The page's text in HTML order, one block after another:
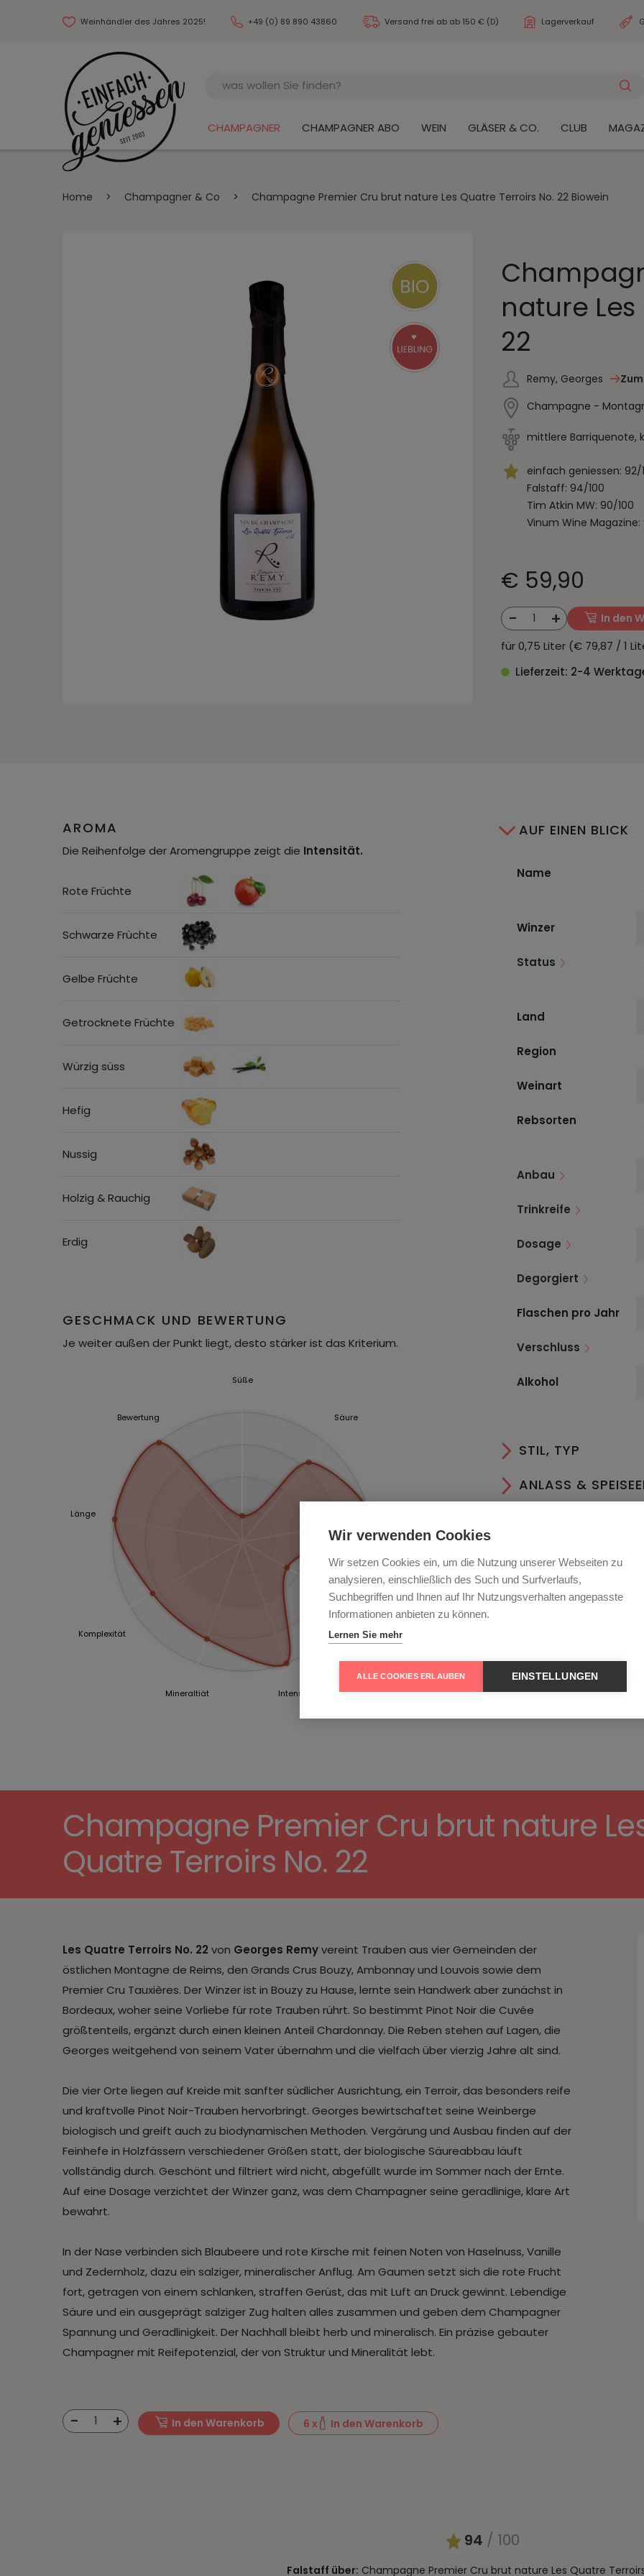
Weinhändler des Jahres 2025! +49 (0) 89 890 43860 Versand frei ab ab 150 € (D) Lagerverkauf
CHAMPAGNER CHAMPAGNER ABO WEIN GLÄSER & CO. CLUB
Home > Champagner & Co > Champagne Premier Cru brut nature Les Quatre Terroirs No. 22 Biowein
nature
22
Remy, Georges
Champagne -
mittlere Barriquenote,
einfach geniessen: 92/
Falstaff: 94/100
Tim Atkin MW: 90/100
Vinum Wine Magazine:
€ 59,90
- 1 + In den
für 0,75 Liter (€ 79,87 / 1
Lieferzeit: 2-4
AROMA
Die Reihenfolge der Aromengruppe zeigt die Intensität.
Rote Früchte
Schwarze Früchte
Gelbe Früchte
Getrocknete Früchte
Würzig süss
Hefig
Nussig
Holzig & Rauchig
Erdig
GESCHMACK UND BEWERTUNG
Je weiter außen der Punkt liegt, desto stärker ist das Kriterium.
Süße
Säure
Intensität
Mineraltiät
Komplexität
Länge
Bewertung
AUF EINEN BLICK
Name
Winzer
Status
Land
Region
Weinart
Rebsorten
Anbau
Trinkreife
Dosage
Degorgiert
Flaschen pro Jahr
Verschluss
Alkohol
STIL, TYP
ANLASS &
LAGER & SERVIEREN
ESSEN
Champagne Premier Cru brut nature
Quatre Terroirs No. 22
Les Quatre Terroirs No. 22 von Georges Remyvereint Trauben aus vier Gemeinden der
östlichen Montagne de Reims, den Grands Crus Bouzy, Ambonnay und Louvois sowie dem
Premier Cru Tauxières. Der Winzer ist in Bouzy zu Hause, lernte sein Handwerk aber zunächst in
Bordeaux, woher seine Vorliebe für rote Trauben rührt. So bestimmt Pinot Noir die Cuvée
größtenteils, ergänzt durch einen kleinen Anteil Chardonnay. Die Reben stehen auf Lagen, die
Georges weitgehend von seinem Vater übernahm und die vielfach über vierzig Jahre alt sind.
Die vier Orte liegen auf Kreide mit sanfter südlicher Ausrichtung, ein Terroir, das besonders reife
und kraftvolle Pinot Noir-Trauben hervorbringt. Georges bewirtschaftet seine Weinberge
biologisch und greift auch zu biodynamischen Methoden. Vergärung und Ausbau finden auf der
Feinhefe in Holzfässern verschiedener Größen statt, der biologische Säureabbau läuft
vollständig durch. Geschönt und filtriert wird nicht, abgefüllt wurde im Sommer nach der Ernte.
Auf eine Dosage verzichtet der Winzer ganz, was dem Champagner seine geradlinige, klare Art
bewahrt.
In der Nase verbinden sich Blaubeere und rote Kirsche mit feinen Noten von Haselnuss, Vanille
und Zedernholz, dazu ein salziger, mineralischer Anflug. Am Gaumen setzt sich die rote Frucht
fort, getragen von einem schlanken, straffen Gerüst, das mit Luft an Druck gewinnt. Lebendige
Säure und ein ausgeprägt salziger Zug halten alles zusammen und geben dem Champagner
Spannung und Geradlinigkeit. Der Nachhall bleibt herb und mineralisch. Ein präzise gebauter
Champagner mit Reifepotenzial, der von Struktur und Mineralität lebt.
- 1 + In den Warenkorb 6 x In den Warenkorb
94 / 100
Falstaff über: Champagne Premier Cru brut nature Les Quatre
Wir verwenden Cookies
Wir setzen Cookies ein, um die Nutzung unserer Webseiten zu
analysieren, einschließlich des Such und Surfverlaufs,
Suchbegriffen und Ihnen auf Ihr Nutzungsverhalten angepasste
Informationen anbieten zu können.
Lernen Sie mehr
ALLE COOKIES ERLAUBEN EINSTELLUNGEN